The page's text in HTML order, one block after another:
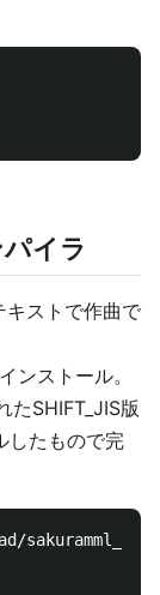
イラ
キストで作曲で
ンストール。
たSHIFT_JIS版
したもので完